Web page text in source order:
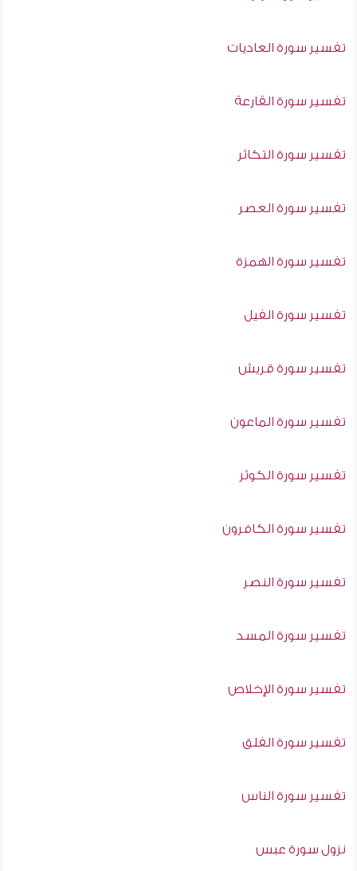
تفسير سورة العاديات
تفسير سورة القارعة
تفسير سورة التكاثر
تفسير سورة العصر
تفسير سورة الهمزة
تفسير سورة الفيل
تفسير سورة قريش
تفسير سورة الماعون
تفسير سورة الكوثر
تفسير سورة الكافرون
تفسير سورة النصر
تفسير سورة المسد
تفسير سورة الإخلاص
تفسير سورة الفلق
تفسير سورة الناس
نزول سورة عبس